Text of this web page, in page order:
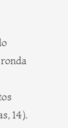
14).